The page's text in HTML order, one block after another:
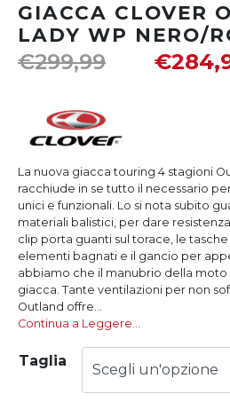
GIACCA CLOVER
LADY WP NERO/
€299,99 €
La nuova giacca touring 4 stagioni
racchiude in se tutto il necessario
unici e funzionali. Lo si nota subito
materiali balistici, per dare
clip porta guanti sul torace, le
elementi bagnati e il gancio per
abbiamo che il manubrio della moto
giacca. Tante ventilazioni per non
Outland offre...
Continua a Leggere…
Taglia